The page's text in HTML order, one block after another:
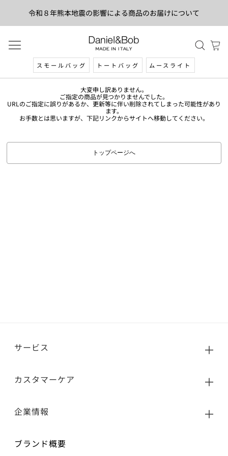
令和８年熊本地震の影響による商品のお届けについて
スモールバッグ トートバッグ ムースライト
大変申し訳ありません。
ご指定の商品が見つかりませんでした。
URLのご指定に誤りがあるか、更新等に伴い削除されてしまった可能性があり
ます。
お手数とは思いますが、下記リンクからサイトへ移動してください。
トップページへ
サービス
カスタマーケア
企業情報
ブランド概要